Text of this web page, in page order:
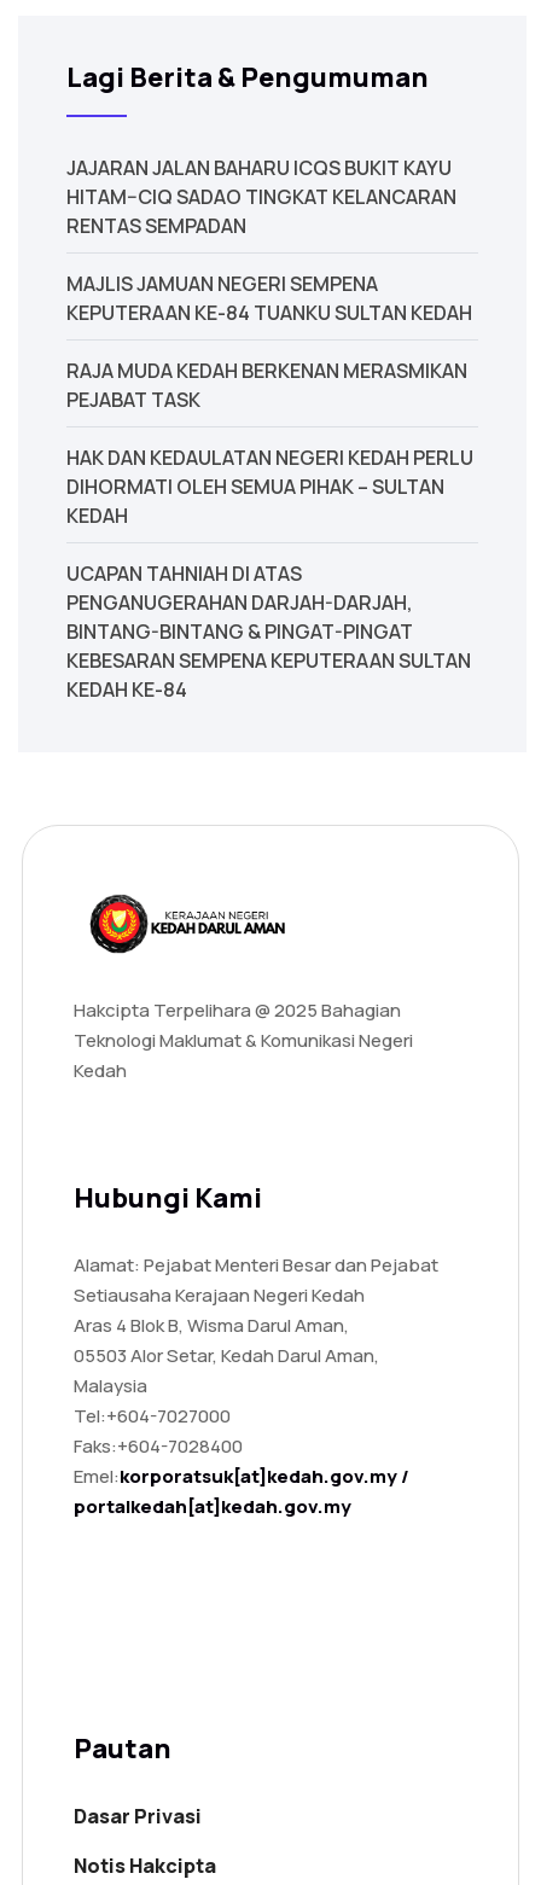
Lagi Berita & Pengumuman
JAJARAN JALAN BAHARU ICQS BUKIT KAYU
HITAM–CIQ SADAO TINGKAT KELANCARAN
RENTAS SEMPADAN
MAJLIS JAMUAN NEGERI SEMPENA
KEPUTERAAN KE-84 TUANKU SULTAN KEDAH
‎RAJA MUDA KEDAH BERKENAN MERASMIKAN
PEJABAT TASK
‎HAK DAN KEDAULATAN NEGERI KEDAH PERLU
DIHORMATI OLEH SEMUA PIHAK – SULTAN
KEDAH
UCAPAN TAHNIAH DI ATAS
PENGANUGERAHAN DARJAH-DARJAH,
BINTANG-BINTANG & PINGAT-PINGAT
KEBESARAN SEMPENA KEPUTERAAN SULTAN
KEDAH KE-84
Hakcipta Terpelihara @ 2025 Bahagian
Teknologi Maklumat & Komunikasi Negeri
Kedah
Hubungi Kami
Alamat: Pejabat Menteri Besar dan Pejabat
Setiausaha Kerajaan Negeri Kedah
Aras 4 Blok B, Wisma Darul Aman,
05503 Alor Setar, Kedah Darul Aman,
Malaysia
Tel:+604-7027000
Faks:+604-7028400
Emel:korporatsuk[at]kedah.gov.my /
portalkedah[at]kedah.gov.my
Pautan
Dasar Privasi
Notis Hakcipta